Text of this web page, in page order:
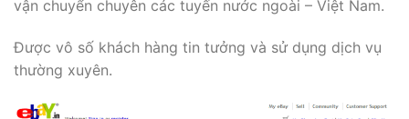
vận chuyển chuyên các tuyến nước ngoài – Việt Nam.
Được vô số khách hàng tin tưởng và sử dụng dịch vụ
thường xuyên.